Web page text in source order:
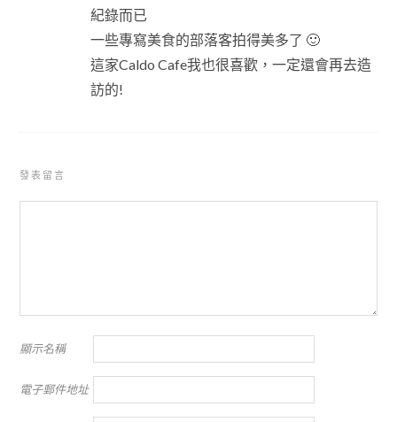
紀錄而已
一些專寫美食的部落客拍得美多了 🙂
這家Caldo Cafe我也很喜歡，一定還會再去造
訪的!
發表留言
顯示名稱
電子郵件地址